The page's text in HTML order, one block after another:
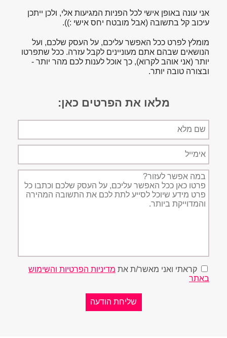
אני עונה באופן אישי לכל הפניות המגיעות אלי, ולכן ייתכן
עיכוב קל בתשובה (אבל מובטח יחס אישי :)).
מומלץ לפרט ככל האפשר עליכם, על העסק שלכם, ועל
הנושאים שבהם אתם מעוניינים לקבל עזרה. ככל שתפרטו
יותר (אני אוהב לקרוא), כך אוכל לענות לכם מהר יותר -
ובצורה טובה יותר.
מלאו את הפרטים כאן:
מלא
תיאור
הפניה
קראתי ואני מאשר/ת את מדיניות הפרטיות והשימוש
באתר